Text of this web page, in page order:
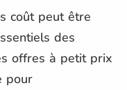
coût peut être
des
offres à petit prix
pour